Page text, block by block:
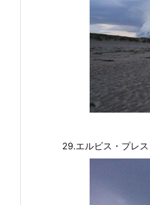
29.エルビス・プレ